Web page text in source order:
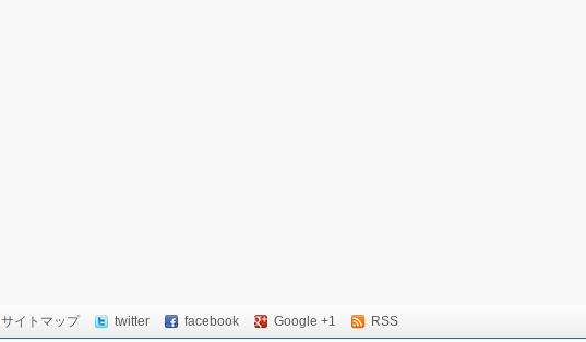
サイトマップ twitter facebook Google +1 RSS